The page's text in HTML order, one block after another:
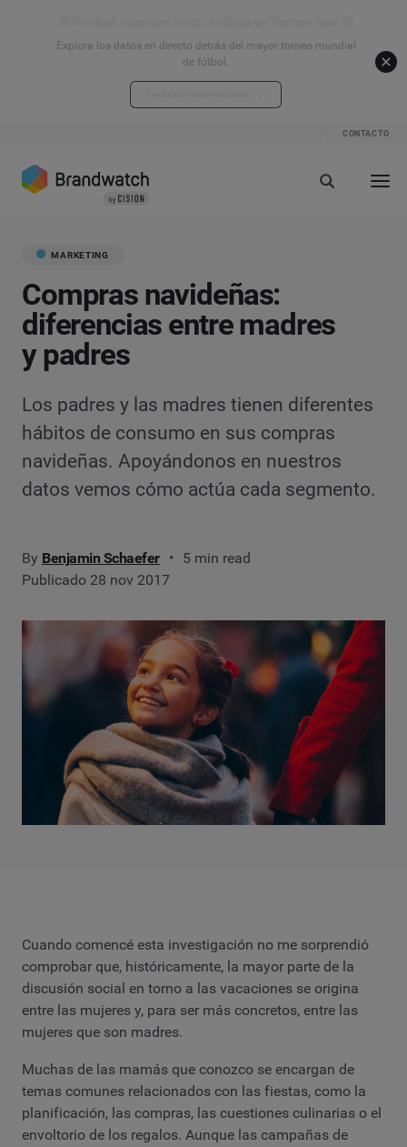
Explora los datos en directo detrás del mayor torneo mundial
de fútbol.
CONTACTO
MARKETING
Compras navideñas:
diferencias entre madres
y padres
Los padres y las madres tienen diferentes
hábitos de consumo en sus compras
navideñas. Apoyándonos en nuestros
datos vemos cómo actúa cada segmento.
By Benjamin Schaefer
5 min read
Publicado 28 nov 2017
Cuando comencé esta investigación no me sorprendió
comprobar que, históricamente, la mayor parte de la
discusión social en torno a las vacaciones se origina
entre las mujeres y, para ser más concretos, entre las
mujeres que son madres.
Muchas de las mamás que conozco se encargan de
temas comunes relacionados con las fiestas, como la
planificación, las compras, las cuestiones culinarias o el
envoltorio de los regalos. Aunque las campañas de